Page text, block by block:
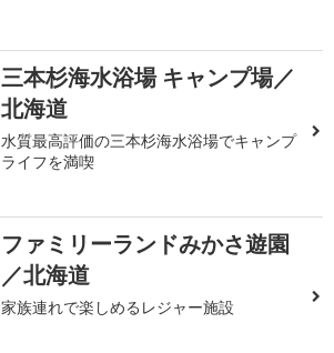
三本杉海水浴場 キャンプ場／
北海道
水質最高評価の三本杉海水浴場でキャンプ
ライフを満喫
ファミリーランドみかさ遊園
／北海道
家族連れで楽しめるレジャー施設